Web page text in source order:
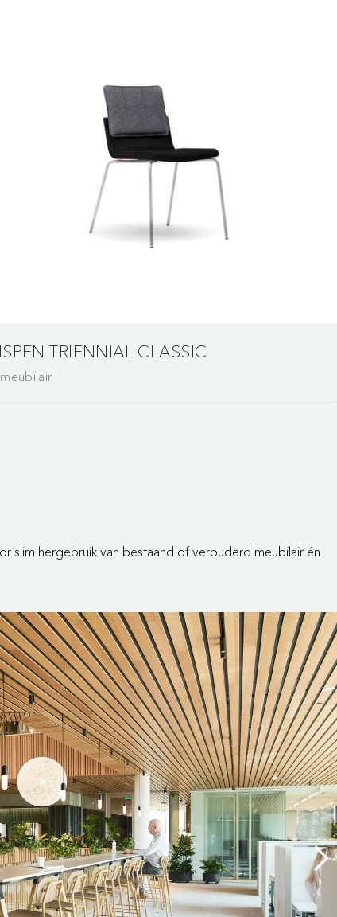
TRIENNIAL CLASSIC
slim hergebruik van bestaand of verouderd meubilair én